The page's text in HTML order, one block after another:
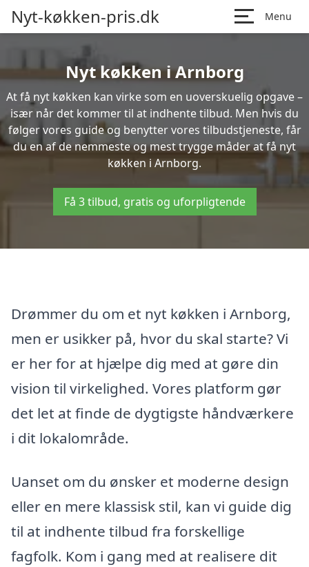
Nyt-køkken-pris.dk Menu
Nyt køkken i Arnborg
At få nyt køkken kan virke som en uoverskuelig opgave –
især når det kommer til at indhente tilbud. Men hvis du
følger vores guide og benytter vores tilbudstjeneste, får
du en af de nemmeste og mest trygge måder at få nyt
køkken i Arnborg.
Få 3 tilbud, gratis og uforpligtende
Drømmer du om et nyt køkken i Arnborg,
men er usikker på, hvor du skal starte? Vi
er her for at hjælpe dig med at gøre din
vision til virkelighed. Vores platform gør
det let at finde de dygtigste håndværkere
i dit lokalområde.
Uanset om du ønsker et moderne design
eller en mere klassisk stil, kan vi guide dig
til at indhente tilbud fra forskellige
fagfolk. Kom i gang med at realisere dit